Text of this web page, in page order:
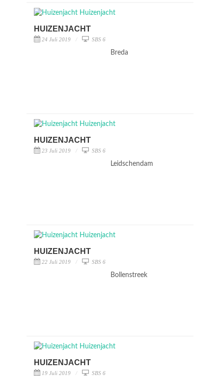
HUIZENJACHT
24 Juli 2019 SBS 6
Breda
HUIZENJACHT
23 Juli 2019 SBS 6
Leidschendam
HUIZENJACHT
22 Juli 2019 SBS 6
Bollenstreek
HUIZENJACHT
19 Juli 2019 SBS 6